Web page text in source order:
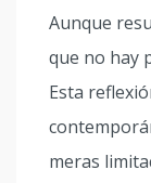
Aunque
que no hay
Esta
meras